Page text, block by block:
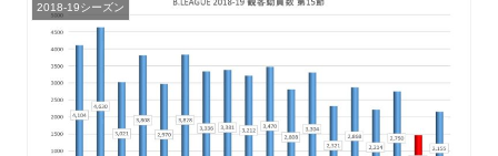
2018-19シーズン